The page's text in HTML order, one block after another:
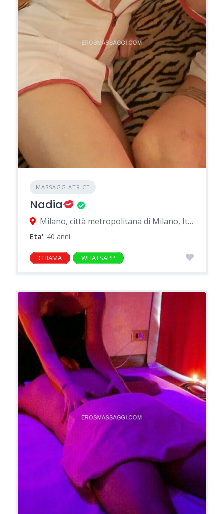
MASSAGGIATRICE
Nadia
Milano, città metropolitana di Milano, Italia
Eta': 40 anni
CHIAMA WHATSAPP